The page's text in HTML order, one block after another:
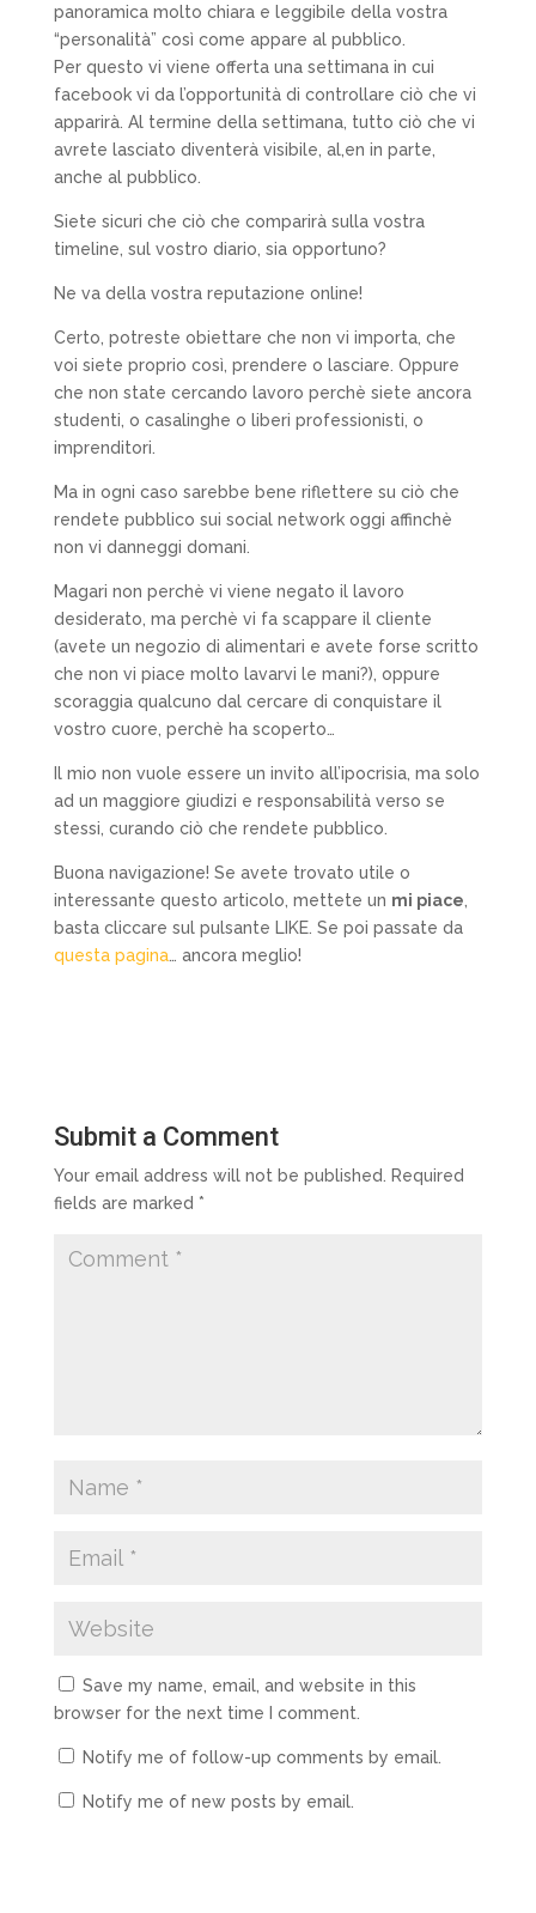
panoramica molto chiara e leggibile della vostra
“personalità” così come appare al pubblico.
Per questo vi viene offerta una settimana in cui
facebook vi da l’opportunità di controllare ciò che vi
apparirà. Al termine della settimana, tutto ciò che vi
avrete lasciato diventerà visibile, al,en in parte,
anche al pubblico.
Siete sicuri che ciò che comparirà sulla vostra
timeline, sul vostro diario, sia opportuno?
Ne va della vostra reputazione online!
Certo, potreste obiettare che non vi importa, che
voi siete proprio così, prendere o lasciare. Oppure
che non state cercando lavoro perchè siete ancora
studenti, o casalinghe o liberi professionisti, o
imprenditori.
Ma in ogni caso sarebbe bene riflettere su ciò che
rendete pubblico sui social network oggi affinchè
non vi danneggi domani.
Magari non perchè vi viene negato il lavoro
desiderato, ma perchè vi fa scappare il cliente
(avete un negozio di alimentari e avete forse scritto
che non vi piace molto lavarvi le mani?), oppure
scoraggia qualcuno dal cercare di conquistare il
vostro cuore, perchè ha scoperto…
Il mio non vuole essere un invito all’ipocrisia, ma solo
ad un maggiore giudizi e responsabilità verso se
stessi, curando ciò che rendete pubblico.
Buona navigazione! Se avete trovato utile o
interessante questo articolo, mettete un mi piace
basta cliccare sul pulsante LIKE. Se poi passate da
questa pagina… ancora meglio!
Submit a Comment
Your email address will not be published.
Required
fields are marked *
Save my name, email, and website in this
browser for the next time I comment.
Notify me of follow-up comments by email.
Notify me of new posts by email.